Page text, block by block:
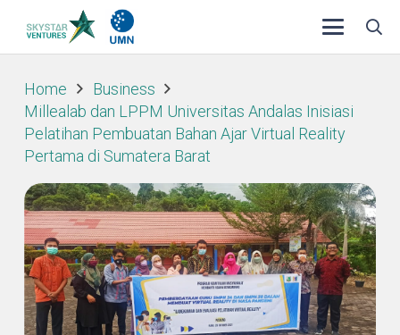
Home
Business
Millealab dan LPPM Universitas Andalas Inisiasi
Pelatihan Pembuatan Bahan Ajar Virtual Reality
Pertama di Sumatera Barat